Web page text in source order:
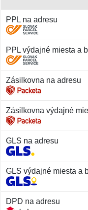
PPL na adresu
PPL výdajné miesta a
Zásilkovna na adresu
Zásilkovna výdajné
GLS na adresu
GLS výdajné miesta a
DPD na adresu